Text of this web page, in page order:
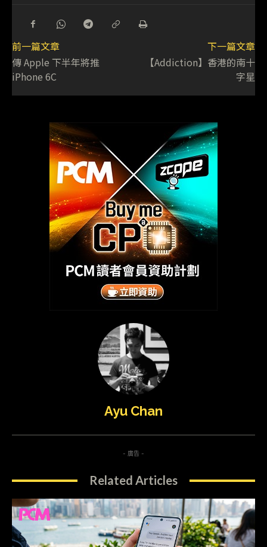
前一篇文章
傳 Apple 下半年將推
iPhone 6C
下一篇文章
【Addiction】香港的南十
字星
Ayu Chan
- 廣告 -
Related Articles